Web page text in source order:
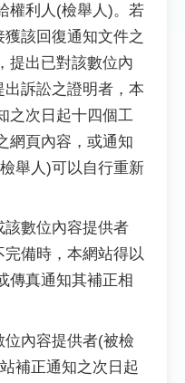
權利人(檢舉人)。若
該回復通知文件之
提出已對該數位內
訴訟之證明者，本
之次日起十四個工
網頁內容，或通知
舉人)可以自行重新
數位內容提供者
備時，本網站得以
傳真通知其補正相
內容提供者(被檢
補正通知之次日起